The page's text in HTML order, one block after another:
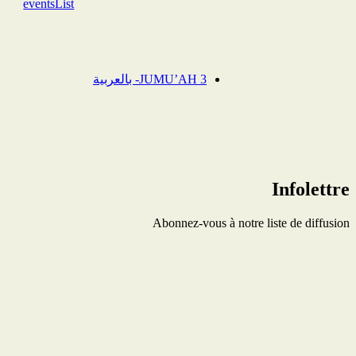
eventsList
JUMU’AH 3- بالعربية
Infolettre
Abonnez-vous à notre liste de diffusion